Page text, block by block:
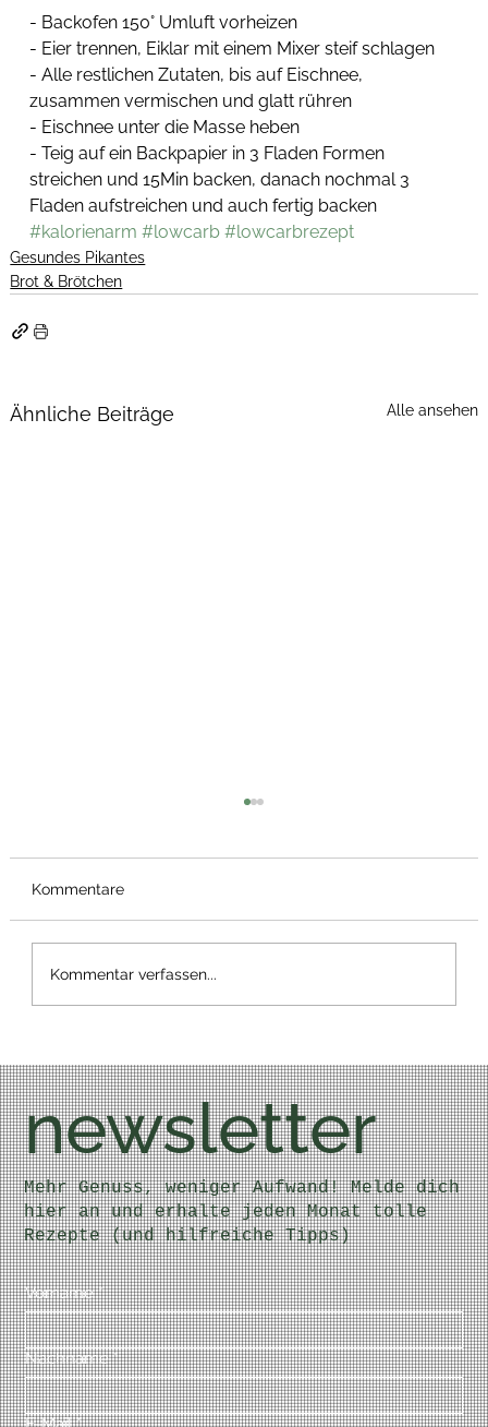
- Backofen 150° Umluft vorheizen
- Eier trennen, Eiklar mit einem Mixer steif schlagen
- Alle restlichen Zutaten, bis auf Eischnee,
zusammen vermischen und glatt rühren
- Eischnee unter die Masse heben
- Teig auf ein Backpapier in 3 Fladen Formen
streichen und 15Min backen, danach nochmal 3
Fladen aufstreichen und auch fertig backen
#kalorienarm #lowcarb #lowcarbrezept
Gesundes Pikantes
Brot & Brötchen
Ähnliche Beiträge Alle ansehen
Bärlauch Wrap
Kommentare
Kommentar verfassen...
newsletter
Mehr Genuss, weniger Aufwand! Melde dich
hier an und erhalte jeden Monat tolle
Rezepte (und hilfreiche Tipps)
Vorname *
Nachname *